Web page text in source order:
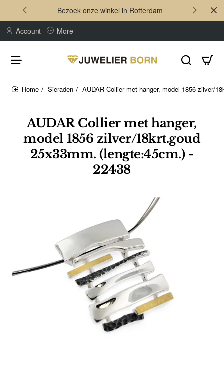
Bezoek onze winkel in Rotterdam
Account More
AUDAR Collier met hanger,
model 1856 zilver/18krt.goud
25x33mm. (lengte:45cm.) -
22438
Sieraden AUDAR Collier met hanger, model 1856 zilver/